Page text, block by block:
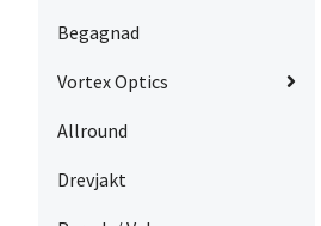
Begagnad
Vortex Optics
Allround
Drevjakt